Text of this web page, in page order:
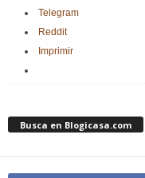
Telegram
Reddit
Imprimir
Busca en Blogicasa.com